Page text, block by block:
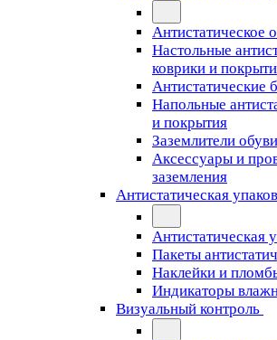
Антистатическое
Настольные
коврики и
Антистатические
Напольные
и покрытия
Заземлители обуви
Аксессуары и
заземления
Антистатическая
Антистатическая
Пакеты
Наклейки и
Индикаторы
Визуальный контроль